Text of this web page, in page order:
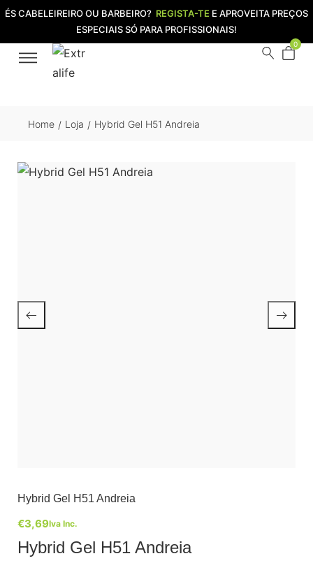
ÉS CABELEIREIRO OU BARBEIRO? REGISTA-TE E APROVEITA PREÇOS
ESPECIAIS SÓ PARA PROFISSIONAIS!
0
Home / Loja / Hybrid Gel H51 Andreia
Hybrid Gel H51 Andreia
€3,69Iva Inc.
Hybrid Gel H51 Andreia